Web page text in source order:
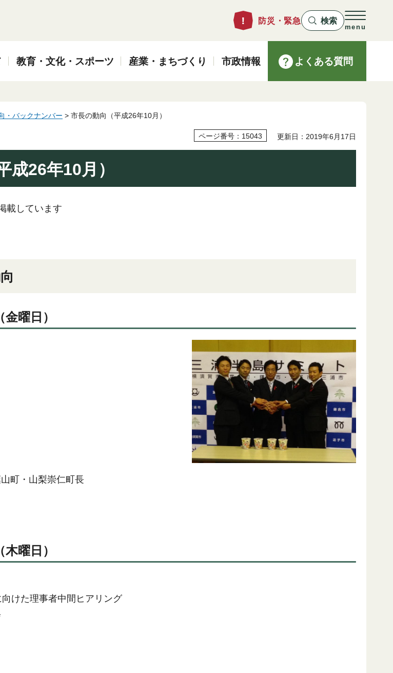
防災・緊急 検索
menu
教育・文化・スポーツ 産業・まちづくり 市政情報 よくある質問
・バックナンバー > 市長の動向（平成26年10月）
ページ番号：15043 更新日：2019年6月17日
成26年10月）
載しています
曜日）
町・山梨崇仁町長
曜日）
けた理事者中間ヒアリング